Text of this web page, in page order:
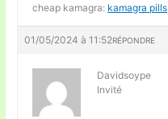
cheap kamagra: kamagra pills
01/05/2024 à 11:52RÉPONDRE
Davidsoype
Invité